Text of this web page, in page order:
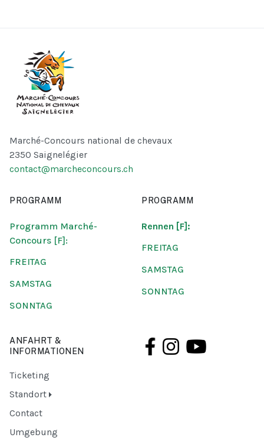
Marché-Concours national de chevaux
2350 Saignelégier
contact@marcheconcours.ch
PROGRAMM
Programm Marché-
Concours [F]:
FREITAG
SAMSTAG
SONNTAG
PROGRAMM
Rennen [F]:
FREITAG
SAMSTAG
SONNTAG
ANFAHRT &
INFORMATIONEN
Ticketing
Standort
Contact
Umgebung